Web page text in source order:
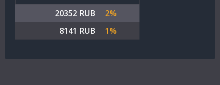
20352 RUB
2%
8141 RUB
1%